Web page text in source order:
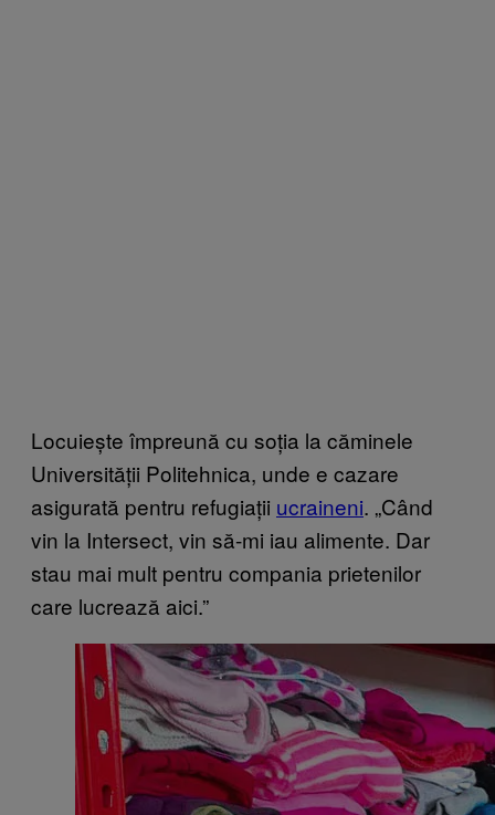
Locuiește împreună cu soția la căminele
Universității Politehnica, unde e cazare
asigurată pentru refugiații ucraineni. „Când
vin la Intersect, vin să-mi iau alimente. Dar
stau mai mult pentru compania prietenilor
care lucrează aici.”